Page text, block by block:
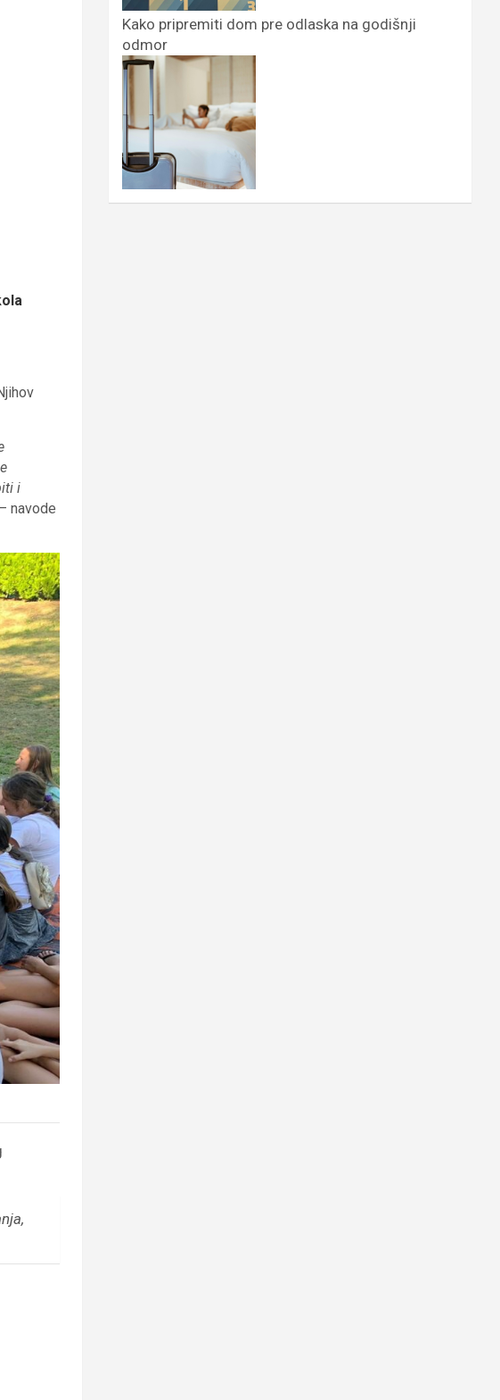
i
– navode
Kako pripremiti dom pre odlaska na godišnji
odmor